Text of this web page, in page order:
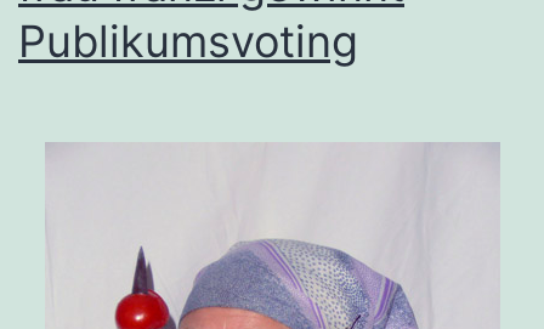
Publikumsvoting